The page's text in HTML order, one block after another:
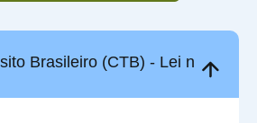
Brasileiro (CTB) - Lei nº